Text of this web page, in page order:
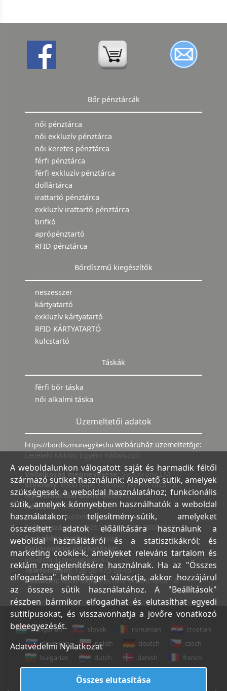
Bőr pénztárcák
női pénztárca
női exkluzív pénztárca
női keretes pénztárca
férfi pénztárca
férfi exkluzív pénztárca
dollártárca
irattartó pénztárca
exkluzív irattartó pénztárca
brifkó
aprópénztartó
RFID pénztárca
Bőrdíszmű kiegészítők
neszesszer
kártyatartó
exkluzív kártyatartó
RFID KÁRTYATARTÓ
kulcstartó
Táskák
férfi bőr táska
női alkalmi táska
Üzemeltetői adatok
https://bordiszmunagyker.hu webáruház üzemeltetője:
Leveleki Miklós Egyéni Vállalkozó
Vállalkozás megnevezése: Synchrony LM
Székhely:6500 Baja, Czirfusz Ferenc utca 18.
Nyilvántartási szám:04524155
Adószám:44018371-2-23
Bank:Kereskedelmi és Hitelbank
Számlaszám:10402513-25154254-00000000
Szerződés nyelve:magyar
Elektronikus elérhetőség:
info@bordiszmunagyker.hu
Telefonszám: +36 30 475 53 45
Postacím:6500 Baja, Czirfusz Ferenc utca 18.
hungarian slovak romanian
croatian
slovenian
polish deutch
czech
bulgarian
dutch danish
french
A weboldalunkon válogatott saját és harmadik féltől
származó sütiket használunk: Alapvető sütik, amelyek
szükségesek a weboldal használatához; funkcionális
sütik, amelyek könnyebben használhatók a weboldal
használatakor; teljesítmény-sütik, amelyeket
összesített adatok előállítására használunk a
weboldal használatáról és a statisztikákról; és
marketing cookie-k, amelyeket releváns tartalom és
reklám megjelenítésére használnak. Ha az "Összes
elfogadása" lehetőséget választja, akkor hozzájárul
az összes sütik használatához. A "Beállítások"
részben bármikor elfogadhat és elutasíthat egyedi
sütitípusokat, és visszavonhatja a jövőre vonatkozó
beleegyezését.
Adatvédelmi Nyilatkozat
Összes elutasítása